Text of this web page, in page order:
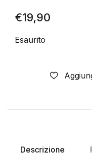
€19,90
Esaurito
Descrizione